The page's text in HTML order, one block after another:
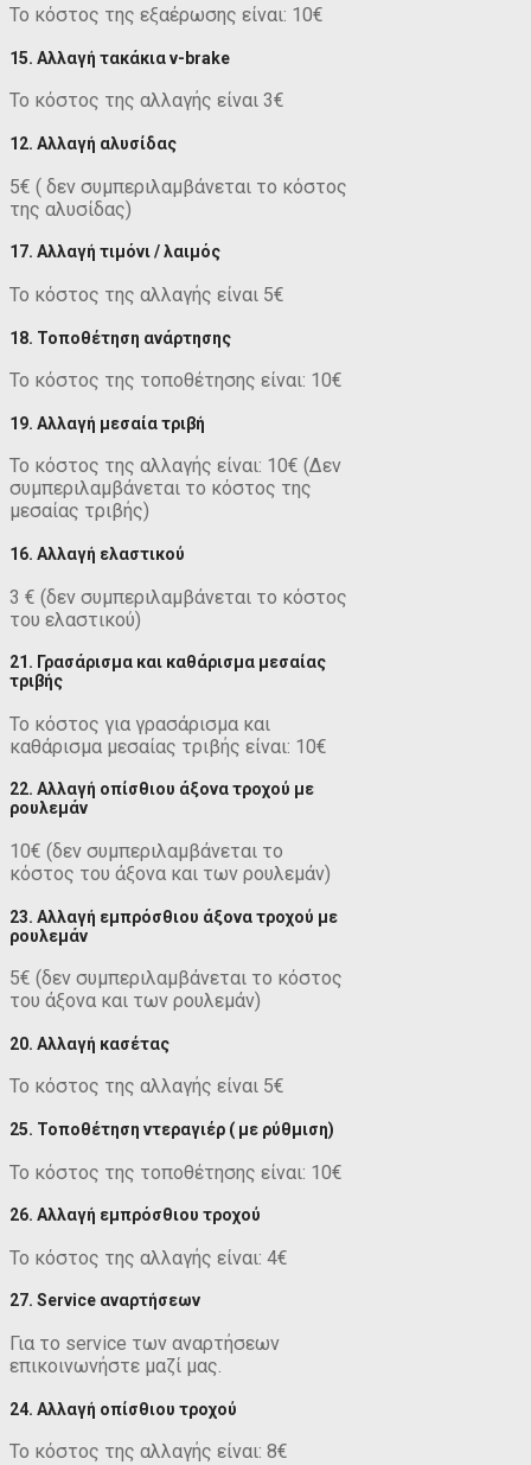
Το κόστος της εξαέρωσης είναι: 10€
15. Αλλαγή τακάκια v-brake
Το κόστος της αλλαγής είναι 3€
12. Αλλαγή αλυσίδας
5€ ( δεν συμπεριλαμβάνεται το κόστος
της αλυσίδας)
17. Αλλαγή τιμόνι / λαιμός
Το κόστος της αλλαγής είναι 5€
18. Τοποθέτηση ανάρτησης
Το κόστος της τοποθέτησης είναι: 10€
19. Αλλαγή μεσαία τριβή
Το κόστος της αλλαγής είναι: 10€ (Δεν
συμπεριλαμβάνεται το κόστος της
μεσαίας τριβής)
16. Αλλαγή ελαστικού
3 € (δεν συμπεριλαμβάνεται το κόστος
του ελαστικού)
21. Γρασάρισμα και καθάρισμα μεσαίας
τριβής
Το κόστος για γρασάρισμα και
καθάρισμα μεσαίας τριβής είναι: 10€
22. Αλλαγή οπίσθιου άξονα τροχού με
ρουλεμάν
10€ (δεν συμπεριλαμβάνεται το
κόστος του άξονα και των ρουλεμάν)
23. Αλλαγή εμπρόσθιου άξονα τροχού με
ρουλεμάν
5€ (δεν συμπεριλαμβάνεται το κόστος
του άξονα και των ρουλεμάν)
20. Αλλαγή κασέτας
Το κόστος της αλλαγής είναι 5€
25. Τοποθέτηση ντεραγιέρ ( με ρύθμιση)
Το κόστος της τοποθέτησης είναι: 10€
26. Αλλαγή εμπρόσθιου τροχού
Το κόστος της αλλαγής είναι: 4€
27. Service αναρτήσεων
Για το service των αναρτήσεων
επικοινωνήστε μαζί μας.
24. Αλλαγή οπίσθιου τροχού
Το κόστος της αλλαγής είναι: 8€